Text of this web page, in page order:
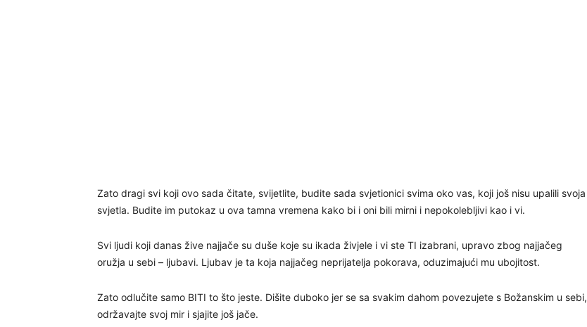
Zato dragi svi koji ovo sada čitate, svijetlite, budite sada svjetionici svima oko vas, koji još nisu upalili svoja
svjetla. Budite im putokaz u ova tamna vremena kako bi i oni bili mirni i nepokolebljivi kao i vi.
Svi ljudi koji danas žive najjače su duše koje su ikada živjele i vi ste TI izabrani, upravo zbog najjačeg
oružja u sebi – ljubavi. Ljubav je ta koja najjačeg neprijatelja pokorava, oduzimajući mu ubojitost.
Zato odlučite samo BITI to što jeste. Dišite duboko jer se sa svakim dahom povezujete s Božanskim u sebi,
održavajte svoj mir i sjajite još jače.